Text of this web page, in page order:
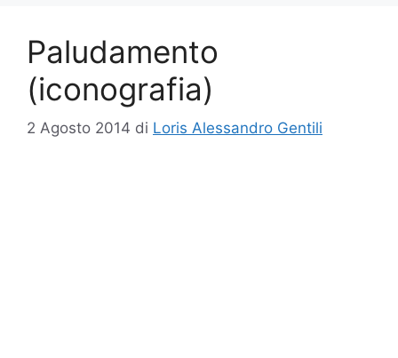
Paludamento
(iconografia)
2 Agosto 2014 di Loris Alessandro Gentili